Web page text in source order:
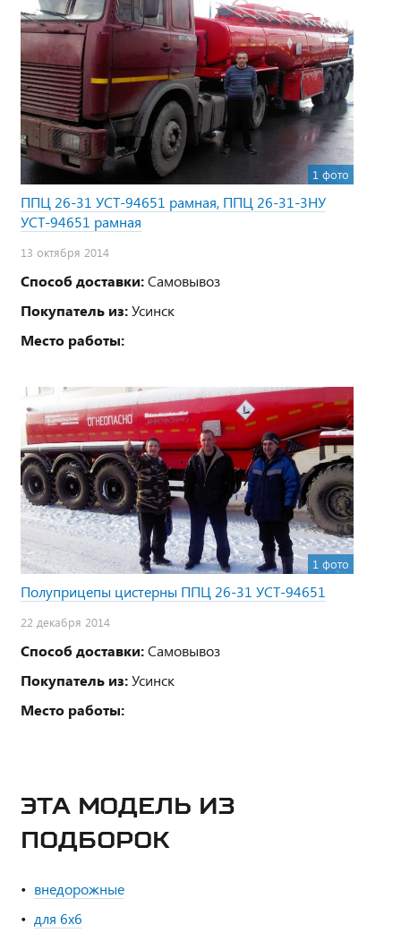
1 фото
ППЦ 26-31 УСТ-94651 рамная, ППЦ 26-31-3НУ
УСТ-94651 рамная
13 октября 2014
Способ доставки:Самовывоз
Покупатель из:Усинск
Место работы:
1 фото
Полуприцепы цистерны ППЦ 26-31 УСТ-94651
22 декабря 2014
Способ доставки:Самовывоз
Покупатель из:Усинск
Место работы:
ЭТА МОДЕЛЬ ИЗ
ПОДБОРОК
внедорожные
для 6x6